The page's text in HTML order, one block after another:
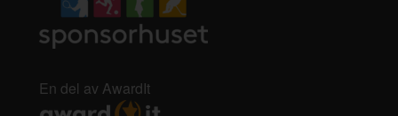
En del av AwardIt